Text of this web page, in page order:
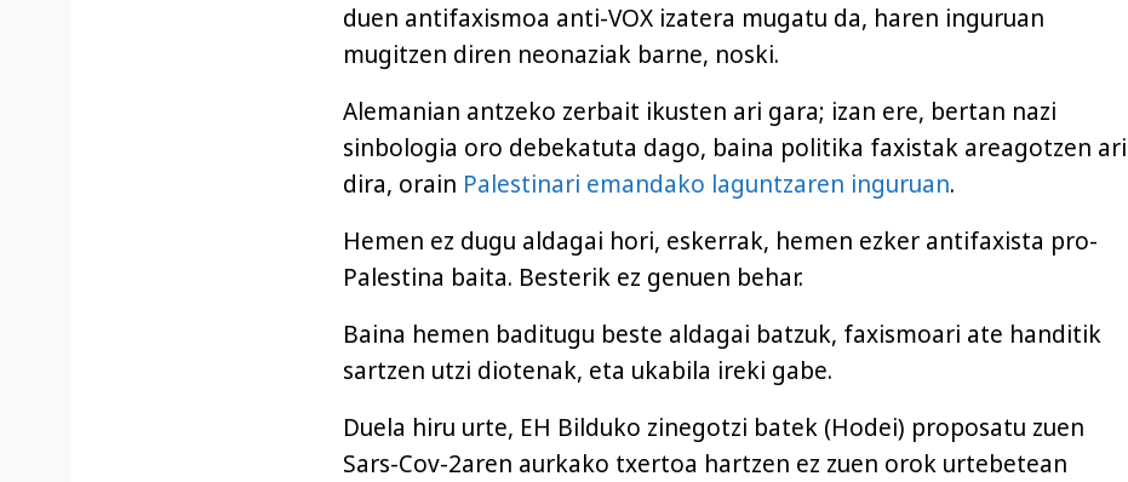
duen antifaxismoa anti-VOX izatera mugatu da, haren inguruan
mugitzen diren neonaziak barne, noski.
Alemanian antzeko zerbait ikusten ari gara; izan ere, bertan nazi
sinbologia oro debekatuta dago, baina politika faxistak areagotzen ari
dira, orain Palestinari emandako laguntzaren inguruan.
Hemen ez dugu aldagai hori, eskerrak, hemen ezker antifaxista pro-
Palestina baita. Besterik ez genuen behar.
Baina hemen baditugu beste aldagai batzuk, faxismoari ate handitik
sartzen utzi diotenak, eta ukabila ireki gabe.
Duela hiru urte, EH Bilduko zinegotzi batek (Hodei) proposatu zuen
Sars-Cov-2aren aurkako txertoa hartzen ez zuen orok urtebetean